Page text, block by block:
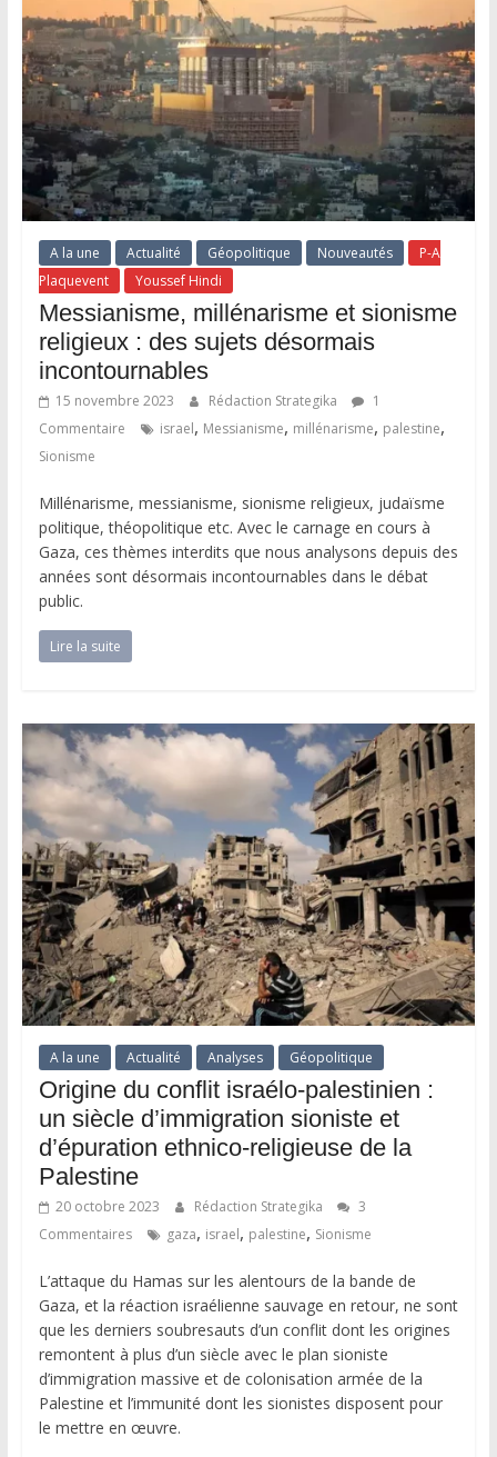
A la une Actualité Géopolitique Nouveautés
P-A
Plaquevent
Youssef Hindi
Messianisme, millénarisme et sionisme
religieux : des sujets désormais
incontournables
15 novembre 2023 Rédaction Strategika
1
Commentaire
israel, Messianisme, millénarisme, palestine,
Sionisme
Millénarisme, messianisme, sionisme religieux, judaïsme
politique, théopolitique etc. Avec le carnage en cours à
Gaza, ces thèmes interdits que nous analysons depuis des
années sont désormais incontournables dans le débat
public.
Lire la suite
A la une Actualité Analyses Géopolitique
Origine du conflit israélo-palestinien :
un siècle d’immigration sioniste et
d’épuration ethnico-religieuse de la
Palestine
20 octobre 2023 Rédaction Strategika
3
Commentaires
gaza, israel, palestine, Sionisme
L’attaque du Hamas sur les alentours de la bande de
Gaza, et la réaction israélienne sauvage en retour, ne sont
que les derniers soubresauts d’un conflit dont les origines
remontent à plus d’un siècle avec le plan sioniste
d’immigration massive et de colonisation armée de la
Palestine et l’immunité dont les sionistes disposent pour
le mettre en œuvre.